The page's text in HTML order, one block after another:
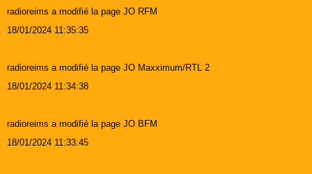
radioreims a modifié la page JO RFM
18/01/2024 11:35:35
radioreims a modifié la page JO Maxximum/RTL 2
18/01/2024 11:34:38
radioreims a modifié la page JO BFM
18/01/2024 11:33:45